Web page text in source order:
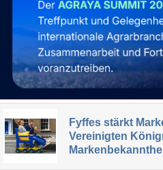
Fyffes stärkt
Vereinigten